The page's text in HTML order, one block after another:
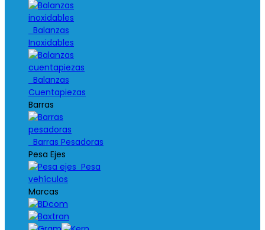
Balanzas
Inoxidables
Balanzas
Cuentapiezas
Barras
Barras Pesadoras
Pesa Ejes
Pesa
vehículos
Marcas